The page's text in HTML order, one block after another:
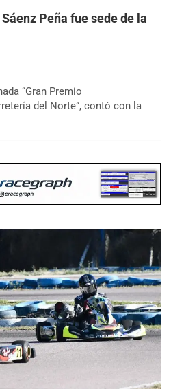
Sáenz Peña fue sede de la
“Gran Premio
del Norte”, contó con la